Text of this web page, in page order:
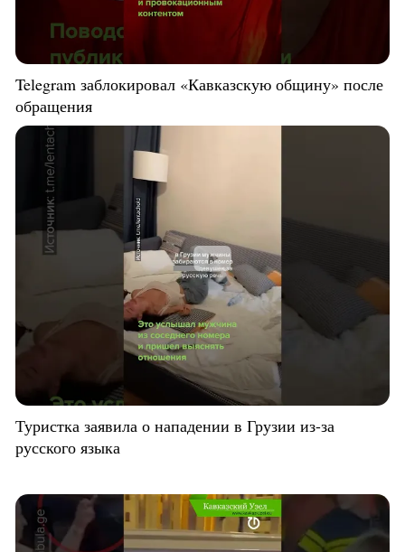
Telegram заблокировал «Кавказскую общину» после
обращения
Туристка заявила о нападении в Грузии из-за
русского языка